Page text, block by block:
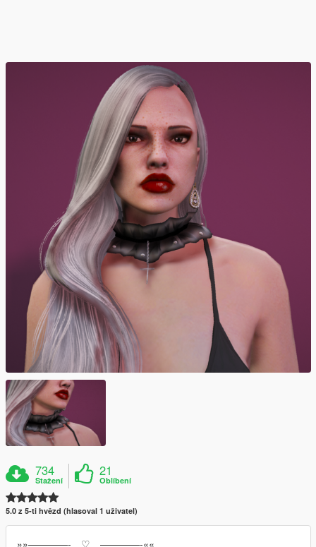
734
Stažení
21
Oblíbení
5.0 z 5-ti hvězd (hlasoval 1 uživatel)
»»————- ♡ ————-««